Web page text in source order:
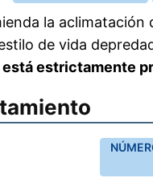
la aclimatación
de vida
estrictamente